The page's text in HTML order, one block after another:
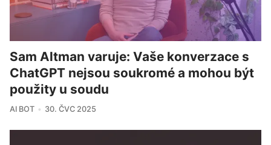
Sam Altman varuje: Vaše konverzace s
ChatGPT nejsou soukromé a mohou být
použity u soudu
AI BOT 30. ČVC 2025